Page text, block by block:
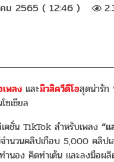
ม 2565 ( 12:46 )
เพลง และมิวสิควีดีโอสุดน่ารัก
เชียล
คชั่น TikTok สำหรับเพลง “
นวนคลิปเกือบ 5,000 คลิปเ
ำนอง คิดท่าเต้น และลงมือผลิ